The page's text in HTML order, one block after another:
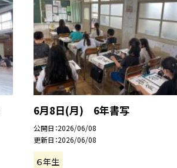
6月8日(月) 6年書写
公開日 2026/06/08
更新日 2026/06/08
６年生